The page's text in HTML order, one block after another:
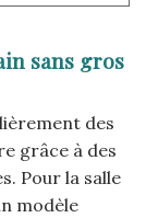
sans gros
des
grâce à des
Pour la salle
modèle